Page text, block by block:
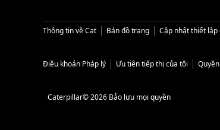
Thông tin về Cat Bản đồ trang Cập nhật thiết lập
Điều khoản Pháp lý Ưu tiên tiếp thị của tôi
Caterpillar© 2026 Bảo lưu mọi quyền